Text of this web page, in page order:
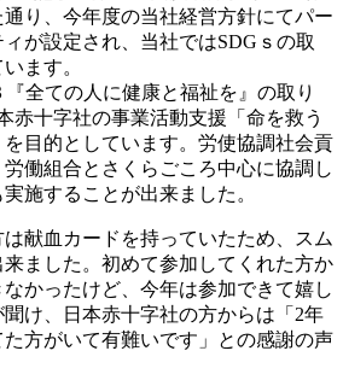
り、今年度の当社経営方針にてパー
が設定され、当社ではSDGｓの取
ます。
全ての人に健康と福祉を』の取り
赤十字社の事業活動支援「命を救う
目的としています。労使協調社会貢
働組合とさくらごころ中心に協調し
施することが出来ました。
献血カードを持っていたため、スム
ました。初めて参加してくれた方か
かったけど、今年は参加できて嬉し
け、日本赤十字社の方からは「2年
方がいて有難いです」との感謝の声